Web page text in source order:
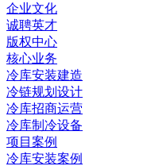
企业文化
诚聘英才
版权中心
核心业务
冷库安装建造
冷链规划设计
冷库招商运营
冷库制冷设备
项目案例
冷库安装案例